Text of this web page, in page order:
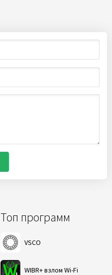
Топ программ
VSCO
WIBR+ взлом Wi-Fi